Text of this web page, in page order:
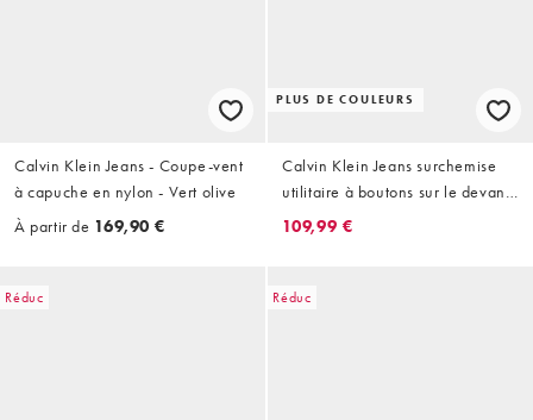
Calvin Klein Jeans - Coupe-vent
à capuche en nylon - Vert olive
À partir de 169,90 €
PLUS DE COULEURS
Calvin Klein Jeans surchemise
utilitaire à boutons sur le devant
en noir profond
109,99 €
Réduc Réduc